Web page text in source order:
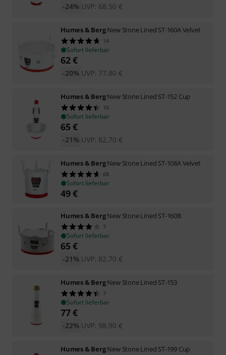
UVP: 68,50 €
-24%
Humes & BergNew Stone Lined ST-160A Velvet
14
Sofort lieferbar
62€
UVP: 77,80 €
-20%
Humes & BergNew Stone Lined ST-152 Cup
16
Sofort lieferbar
65€
UVP: 82,70 €
-21%
Humes & BergNew Stone Lined ST-108A Velvet
68
Sofort lieferbar
49€
Humes & BergNew Stone Lined ST-160B
7
Sofort lieferbar
65€
UVP: 82,70 €
-21%
Humes & BergNew Stone Lined ST-153
7
Sofort lieferbar
77€
UVP: 98,90 €
-22%
Humes & BergNew Stone Lined ST-199 Cup